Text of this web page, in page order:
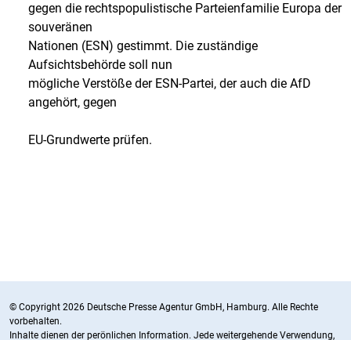
gegen die rechtspopulistische Parteienfamilie Europa der
souveränen
Nationen (ESN) gestimmt. Die zuständige
Aufsichtsbehörde soll nun
mögliche Verstöße der ESN-Partei, der auch die AfD
angehört, gegen
EU-Grundwerte prüfen.
© Copyright 2026 Deutsche Presse Agentur GmbH, Hamburg. Alle Rechte
vorbehalten.
Inhalte dienen der perönlichen Information. Jede weitergehende Verwendung,